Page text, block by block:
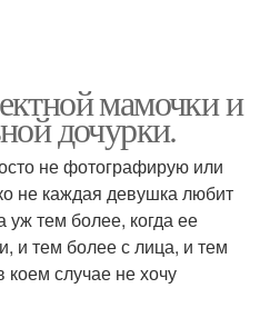
мамочки и
дочурки.
не фотографирую или
не каждая девушка любит
тем более, когда ее
и тем более с лица, и тем
случае не хочу